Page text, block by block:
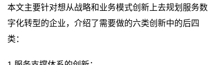
本文主要针对想从战略和业务模式创新上去规划服务数
字化转型的企业，介绍了需要做的六类创新中的后四
类：